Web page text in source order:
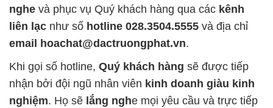
nghe và phục vụ Quý khách hàng qua các kênh
liên lạc như số hotline 028.3504.5555 và địa chỉ
email hoachat@dactruongphat.vn.
Khi gọi số hotline, Quý khách hàng sẽ được tiếp
nhận bởi đội ngũ nhân viên kinh doanh giàu kinh
nghiệm. Họ sẽ lắng nghe mọi yêu cầu và trực tiếp